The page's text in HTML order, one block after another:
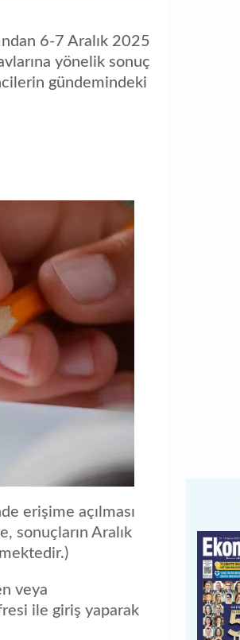
6-7 Aralık 2025
yönelik sonuç
gündemindeki
erişime açılması
sonuçların Aralık
veya
ile giriş yaparak